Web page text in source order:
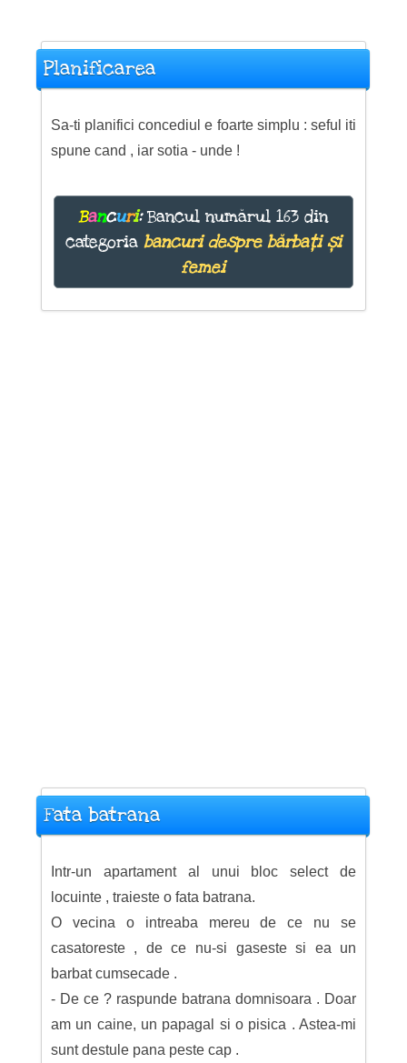
Planificarea
Sa-ti planifici concediul e foarte simplu : seful iti
spune cand , iar sotia - unde !
Bancuri:Bancul numărul 163 din
categoria bancuri despre bărbați și
femei
Fata batrana
Intr-un apartament al unui bloc select de
locuinte , traieste o fata batrana.
O vecina o intreaba mereu de ce nu se
casatoreste , de ce nu-si gaseste si ea un
barbat cumsecade .
- De ce ? raspunde batrana domnisoara . Doar
am un caine, un papagal si o pisica . Astea-mi
sunt destule pana peste cap .